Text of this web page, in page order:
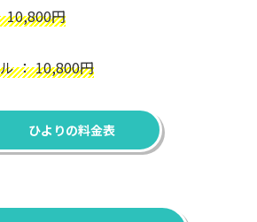
10,800円
： 10,800円
ひよりの料金表